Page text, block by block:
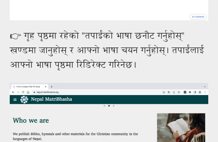
👉 गृह पृष्ठमा रहेको "तपाईंको भाषा छनौट गर्नुहोस्"
खण्डमा जानुहोस् र आफ्नो भाषा चयन गर्नुहोस्। तपाईंलाई
आफ्नो भाषा पृष्ठमा रिडिरेक्ट गरिनेछ।